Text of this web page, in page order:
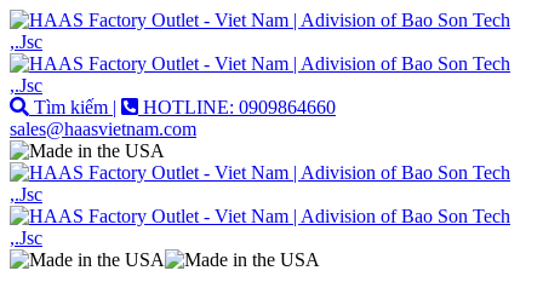
Tìm kiếm |
HOTLINE: 0909864660
sales@haasvietnam.com